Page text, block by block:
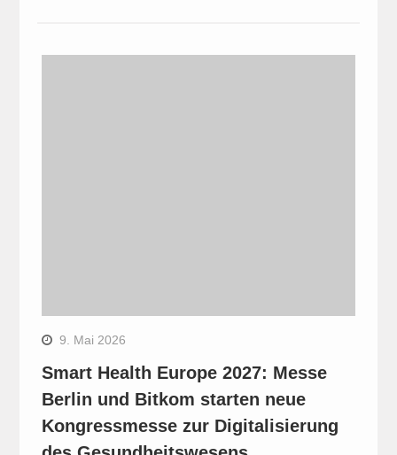
9. Mai 2026
Smart Health Europe 2027: Messe
Berlin und Bitkom starten neue
Kongressmesse zur Digitalisierung